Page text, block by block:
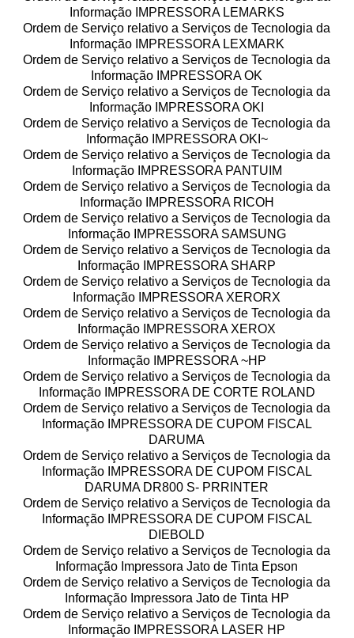
Informação IMPRESSORA LEMARKS
Ordem de Serviço relativo a Serviços de Tecnologia da
Informação IMPRESSORA LEXMARK
Ordem de Serviço relativo a Serviços de Tecnologia da
Informação IMPRESSORA OK
Ordem de Serviço relativo a Serviços de Tecnologia da
Informação IMPRESSORA OKI
Ordem de Serviço relativo a Serviços de Tecnologia da
Informação IMPRESSORA OKI~
Ordem de Serviço relativo a Serviços de Tecnologia da
Informação IMPRESSORA PANTUIM
Ordem de Serviço relativo a Serviços de Tecnologia da
Informação IMPRESSORA RICOH
Ordem de Serviço relativo a Serviços de Tecnologia da
Informação IMPRESSORA SAMSUNG
Ordem de Serviço relativo a Serviços de Tecnologia da
Informação IMPRESSORA SHARP
Ordem de Serviço relativo a Serviços de Tecnologia da
Informação IMPRESSORA XERORX
Ordem de Serviço relativo a Serviços de Tecnologia da
Informação IMPRESSORA XEROX
Ordem de Serviço relativo a Serviços de Tecnologia da
Informação IMPRESSORA ~HP
Ordem de Serviço relativo a Serviços de Tecnologia da
Informação IMPRESSORA DE CORTE ROLAND
Ordem de Serviço relativo a Serviços de Tecnologia da
Informação IMPRESSORA DE CUPOM FISCAL
DARUMA
Ordem de Serviço relativo a Serviços de Tecnologia da
Informação IMPRESSORA DE CUPOM FISCAL
DARUMA DR800 S- PRRINTER
Ordem de Serviço relativo a Serviços de Tecnologia da
Informação IMPRESSORA DE CUPOM FISCAL
DIEBOLD
Ordem de Serviço relativo a Serviços de Tecnologia da
Informação Impressora Jato de Tinta Epson
Ordem de Serviço relativo a Serviços de Tecnologia da
Informação Impressora Jato de Tinta HP
Ordem de Serviço relativo a Serviços de Tecnologia da
Informação IMPRESSORA LASER HP